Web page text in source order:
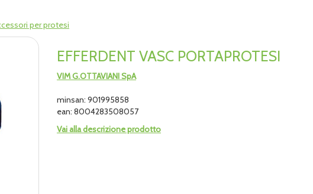
per protesi
EFFERDENT VASC PORTAPROTESI
VIM G.OTTAVIANI SpA
minsan: 901995858
ean: 8004283508057
Vai alla descrizione prodotto